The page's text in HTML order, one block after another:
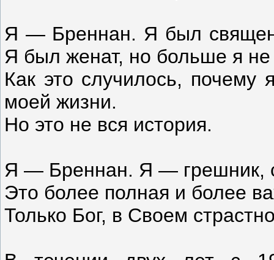
Я — Бреннан. Я был
Я был женат, но больше я не
Как это случилось,
моей жизни.
Но это не вся история.
Я — Бреннан. Я — грешник,
Это более полная и более
Только Бог, в Своем